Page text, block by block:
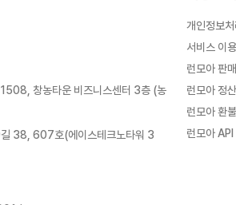
창농타운 비즈니스센터 3층 (농
길 38, 607호(에이스테크노타워 3
개인정보처
서비스 이
런모아 판
런모아 정
런모아 환
런모아 API